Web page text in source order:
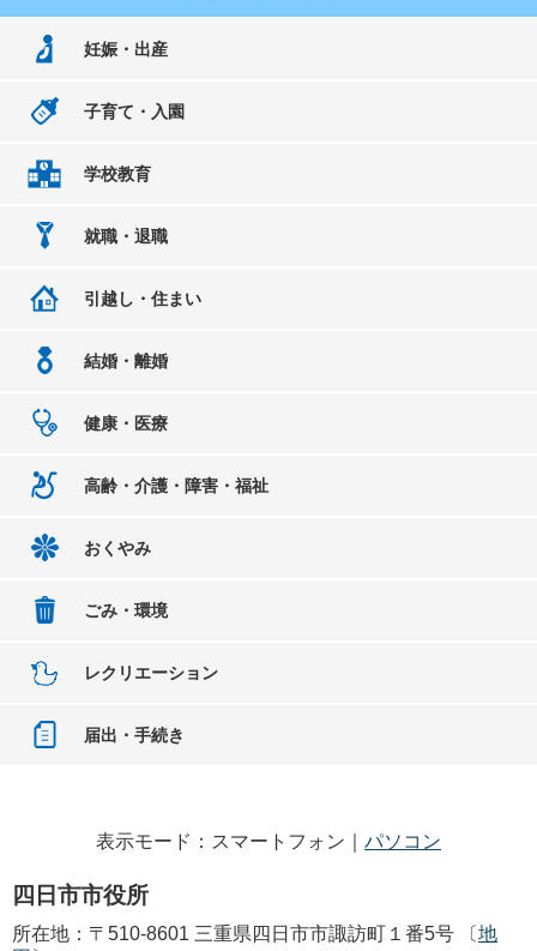
妊娠・出産
子育て・入園
学校教育
就職・退職
引越し・住まい
結婚・離婚
健康・医療
高齢・介護・障害・福祉
おくやみ
ごみ・環境
レクリエーション
届出・手続き
表示モード：スマートフォン｜ パソコン
四日市市役所
所在地：〒510-8601 三重県四日市市諏訪町１番5号 〔地